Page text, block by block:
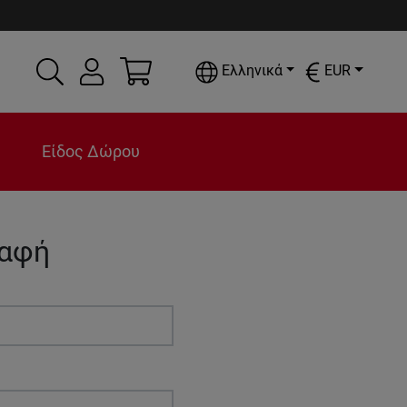
Ελληνικά EUR
Είδος Δώρου